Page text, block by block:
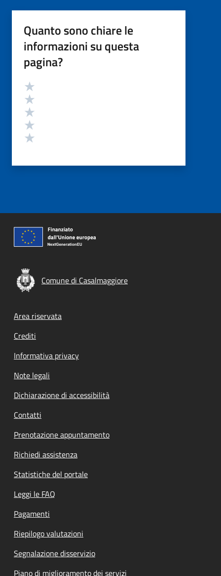
Quanto sono chiare le
informazioni su questa
pagina?
Valutazione
Comune di Casalmaggiore
Footer menu
Area riservata
Crediti
Informativa privacy
Note legali
Dichiarazione di accessibilità
Contatti
Prenotazione appuntamento
Richiedi assistenza
Statistiche del portale
Leggi le FAQ
Pagamenti
Riepilogo valutazioni
Segnalazione disservizio
Piano di miglioramento dei servizi